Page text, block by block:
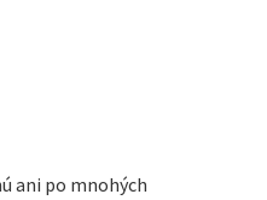
ani po mnohých